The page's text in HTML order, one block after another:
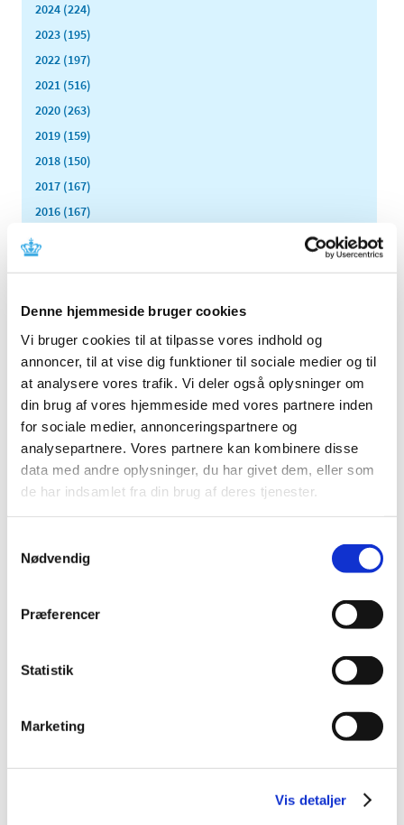
Denne hjemmeside bruger cookies
Vi bruger cookies til at tilpasse vores indhold og
annoncer, til at vise dig funktioner til sociale medier og til
at analysere vores trafik. Vi deler også oplysninger om
din brug af vores hjemmeside med vores partnere inden
for sociale medier, annonceringspartnere og
analysepartnere. Vores partnere kan kombinere disse
data med andre oplysninger, du har givet dem, eller som
de har indsamlet fra din brug af deres tjenester.
Nødvendig
Præferencer
Statistik
Marketing
Vis detaljer
2024 (224)
2023 (195)
2022 (197)
2021 (516)
2020 (263)
2019 (159)
2018 (150)
2017 (167)
2016 (167)
2014 (44)
2012 (44)
2011 (13)
november (1)
oktober (2)
september (2)
august (2)
juli (1)
juni (1)
maj (2)
januar (1)
2008 (8)
2006 (9)
Meddelelser om forsyning af medicin til mennesker og dyr